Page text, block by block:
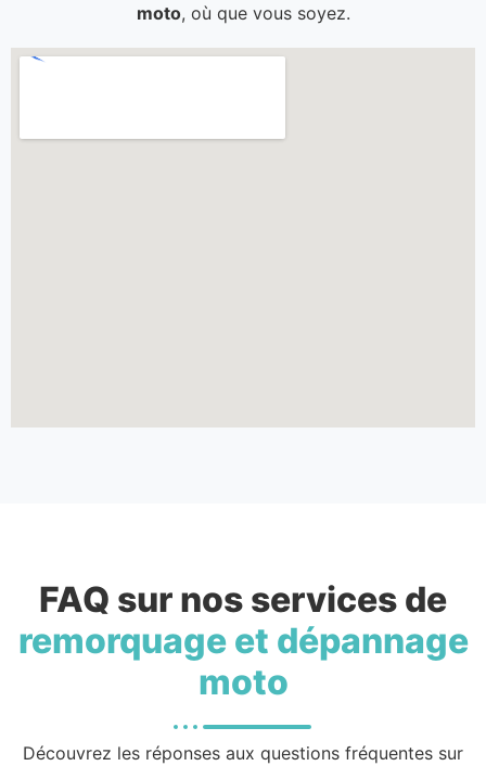
moto, où que vous soyez.
FAQ sur nos services de
remorquage et dépannage
moto
Découvrez les réponses aux questions fréquentes sur